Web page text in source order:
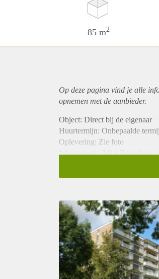
85 m2
Op deze pagina vind je alle
opnemen met de aanbieder.
Object: Direct bij de eigenaar
Huurtermijn: Onbepaalde
Oplevering: Zie foto
Inkomen eis: 3,0 x Bruto huur
Borg: 1 Maand
Huisdieren toegestaan:
Huurtoeslag grens: Nee
Geschikt voor studenten: